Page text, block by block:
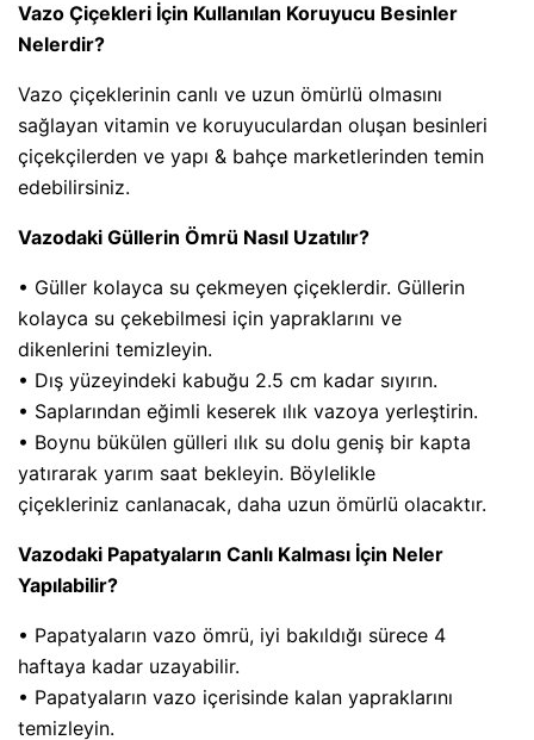
Vazo Çiçekleri İçin Kullanılan Koruyucu Besinler
Nelerdir?
Vazo çiçeklerinin canlı ve uzun ömürlü olmasını
sağlayan vitamin ve koruyuculardan oluşan besinleri
çiçekçilerden ve yapı & bahçe marketlerinden temin
edebilirsiniz.
Vazodaki Güllerin Ömrü Nasıl Uzatılır?
• Güller kolayca su çekmeyen çiçeklerdir. Güllerin
kolayca su çekebilmesi için yapraklarını ve
dikenlerini temizleyin.
• Dış yüzeyindeki kabuğu 2.5 cm kadar sıyırın.
• Saplarından eğimli keserek ılık vazoya yerleştirin.
• Boynu bükülen gülleri ılık su dolu geniş bir kapta
yatırarak yarım saat bekleyin. Böylelikle
çiçekleriniz canlanacak, daha uzun ömürlü olacaktır.
Vazodaki Papatyaların Canlı Kalması İçin Neler
Yapılabilir?
• Papatyaların vazo ömrü, iyi bakıldığı sürece 4
haftaya kadar uzayabilir.
• Papatyaların vazo içerisinde kalan yapraklarını
temizleyin.